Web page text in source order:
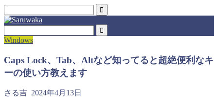
Windows
Caps Lock、Tab、Altなど知ってると超絶便利なキ
ーの使い方教えます
さる吉 2024年4月13日